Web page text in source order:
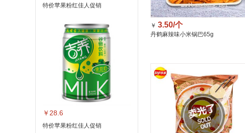
特价苹果粉红佳人促销
￥28.6
特价苹果粉红佳人促销
￥ 3.50/个
丹鹤麻辣味小米锅巴65g